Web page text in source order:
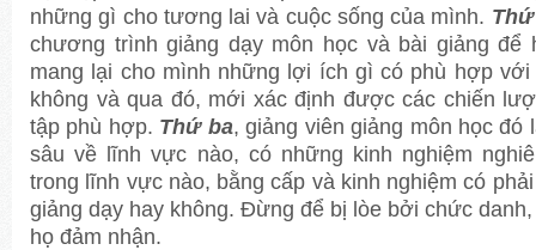
những gì cho tương lai và cuộc sống của mình.
chương trình giảng dạy môn học và bài giảng để
mang lại cho mình những lợi ích gì có phù hợp
không và qua đó, mới xác định được các chiến
tập phù hợp. Thứ ba, giảng viên giảng môn học đó
sâu về lĩnh vực nào, có những kinh nghiệm
trong lĩnh vực nào, bằng cấp và kinh nghiệm có
giảng dạy hay không. Đừng để bị lòe bởi chức
họ đảm nhận.